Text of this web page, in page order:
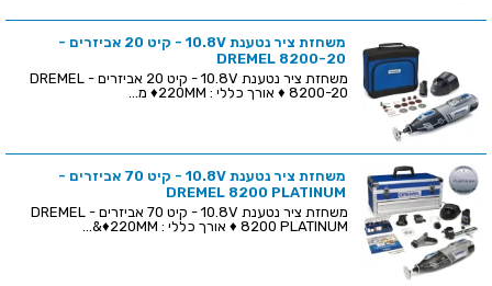
משחזת ציר נטענת 10.8V - קיט 20 אביזרים -
DREMEL 8200-20
משחזת ציר נטענת 10.8V - קיט 20 אביזרים - DREMEL
8200-20 ♦ אורך כללי : 220MM♦ מ...
משחזת ציר נטענת 10.8V - קיט 70 אביזרים -
DREMEL 8200 PLATINUM
משחזת ציר נטענת 10.8V - קיט 70 אביזרים - DREMEL
8200 PLATINUM ♦ אורך כללי : 220MM♦&...